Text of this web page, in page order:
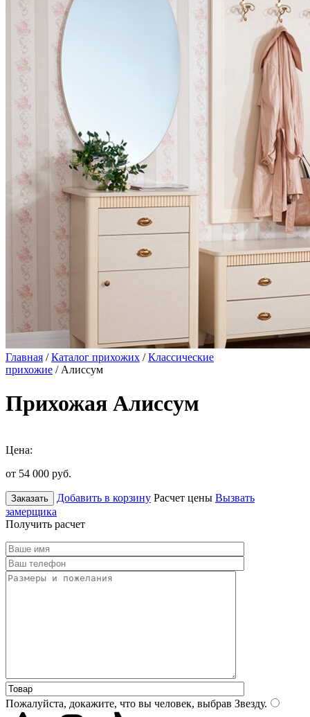
Главная /Каталог прихожих /Классические
прихожие / Алиссум
Прихожая Алиссум
Цена:
от 54 000 руб.
Заказать Добавить в корзину Расчет цены Вызвать
замерщика
Получить расчет
Пожалуйста, докажите, что вы человек, выбрав Звезду.